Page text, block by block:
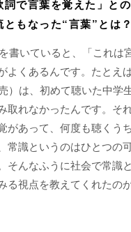
詞で言葉を覚えた」と
ともなった“言葉”とは？
書いていると、「これ
よくあるんです。たとえ
）は、初めて聴いた中学
取れなかったんです。そ
があって、何度も聴くう
常識というのはひとつの
そんなふうに社会で常識
る視点を教えてくれたの